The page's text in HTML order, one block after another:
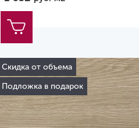
Скидка от объема
Подложка в подарок